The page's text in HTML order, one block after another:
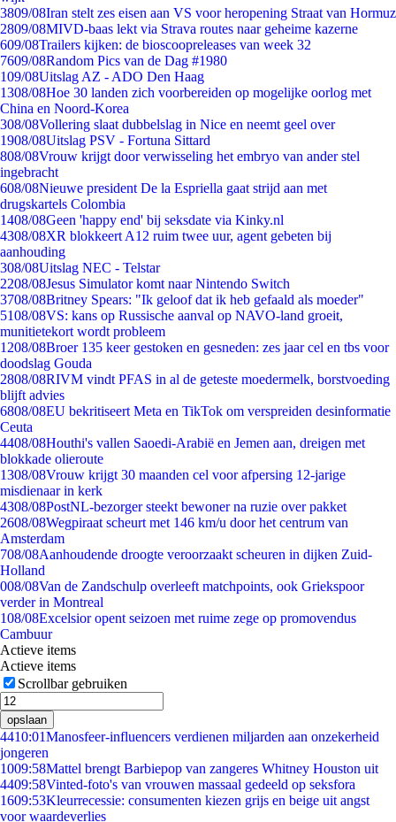
3809/08Iran stelt zes eisen aan VS voor heropening Straat van Hormuz
2809/08MIVD-baas lekt via Strava routes naar geheime kazerne
609/08Trailers kijken: de bioscoopreleases van week 32
7609/08Random Pics van de Dag #1980
109/08Uitslag AZ - ADO Den Haag
1308/08Hoe 30 landen zich voorbereiden op mogelijke oorlog met
China en Noord-Korea
308/08Vollering slaat dubbelslag in Nice en neemt geel over
1908/08Uitslag PSV - Fortuna Sittard
808/08Vrouw krijgt door verwisseling het embryo van ander stel
ingebracht
608/08Nieuwe president De la Espriella gaat strijd aan met
drugskartels Colombia
1408/08Geen 'happy end' bij seksdate via Kinky.nl
4308/08XR blokkeert A12 ruim twee uur, agent gebeten bij
aanhouding
308/08Uitslag NEC - Telstar
2208/08Jesus Simulator komt naar Nintendo Switch
3708/08Britney Spears: "Ik geloof dat ik heb gefaald als moeder"
5108/08VS: kans op Russische aanval op NAVO-land groeit,
munitietekort wordt probleem
1208/08Broer 135 keer gestoken en gesneden: zes jaar cel en tbs voor
doodslag Gouda
2808/08RIVM vindt PFAS in al de geteste moedermelk, borstvoeding
blijft advies
6808/08EU bekritiseert Meta en TikTok om verspreiden desinformatie
Ceuta
4408/08Houthi's vallen Saoedi-Arabië en Jemen aan, dreigen met
blokkade olieroute
1308/08Vrouw krijgt 30 maanden cel voor afpersing 12-jarige
misdienaar in kerk
4308/08PostNL-bezorger steekt bewoner na ruzie over pakket
2608/08Wegpiraat scheurt met 146 km/u door het centrum van
Amsterdam
708/08Aanhoudende droogte veroorzaakt scheuren in dijken Zuid-
Holland
008/08Van de Zandschulp overleeft matchpoints, ook Griekspoor
verder in Montreal
108/08Excelsior opent seizoen met ruime zege op promovendus
Cambuur
Actieve items
Actieve items
Scrollbar gebruiken
opslaan
4410:01Manosfeer-influencers verdienen miljarden aan onzekerheid
jongeren
1009:58Mattel brengt Barbiepop van zangeres Whitney Houston uit
4409:58Vinted-foto's van vrouwen massaal gedeeld op seksfora
1609:53Kleurrecessie: consumenten kiezen grijs en beige uit angst
voor waardeverlies